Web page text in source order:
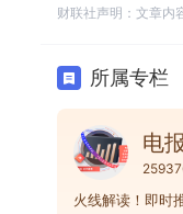
财联社声明：文章内
所属专栏
电
火线解读！即时